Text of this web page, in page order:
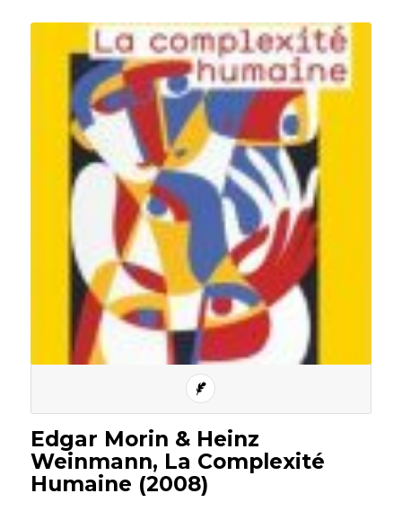
Edgar Morin & Heinz
Weinmann, La Complexité
Humaine (2008)